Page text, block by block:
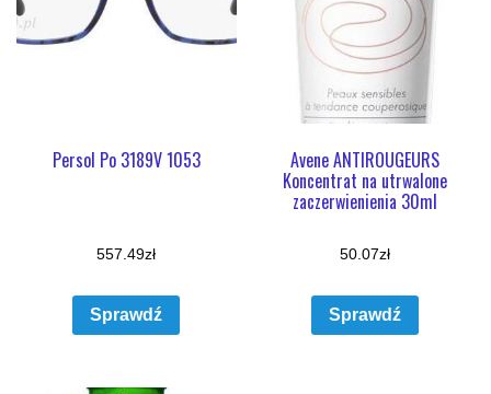
Persol Po 3189V 1053
557.49zł
Sprawdź
Avene ANTIROUGEURS
Koncentrat na utrwalone
zaczerwienienia 30ml
50.07zł
Sprawdź